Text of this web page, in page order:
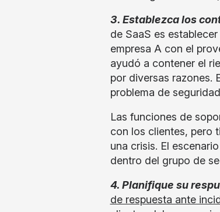
3. Establezca los
de SaaS es
empresa A con el
ayudó a contener el
por diversas razones.
problema de
Las funciones de
con los clientes, pero
una crisis. El
dentro del grupo de
4. Planifique su
de respuesta ante